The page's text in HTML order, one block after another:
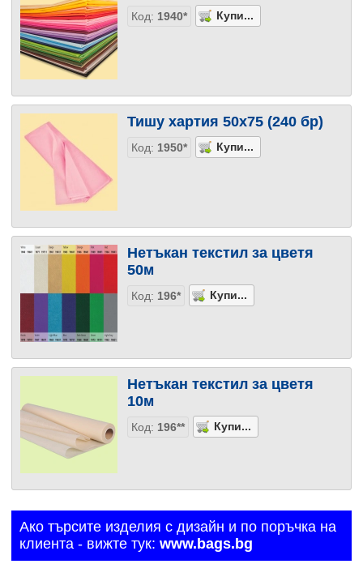
Код: 1940*
Тишу хартия 50х75 (240 бр)
Код: 1950*
Нетъкан текстил за цветя
50м
Код: 196*
Нетъкан текстил за цветя
10м
Код: 196**
Ако търсите изделия с дизайн и по поръчка на
клиента - вижте тук: www.bags.bg